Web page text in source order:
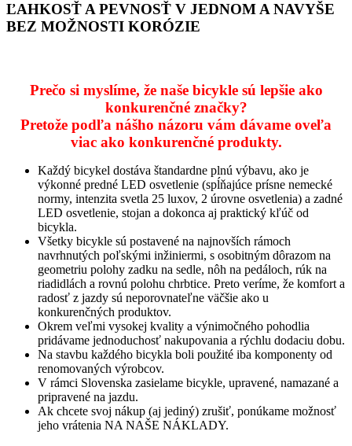
ĽAHKOSŤ A PEVNOSŤ V JEDNOM A NAVYŠE
BEZ MOŽNOSTI KORÓZIE
Prečo si myslíme, že naše bicykle sú lepšie ako
konkurenčné značky?
Pretože podľa nášho názoru vám dávame oveľa
viac ako konkurenčné produkty.
Každý bicykel dostáva štandardne plnú výbavu, ako je
výkonné predné LED osvetlenie (spĺňajúce prísne nemecké
normy, intenzita svetla 25 luxov, 2 úrovne osvetlenia) a zadné
LED osvetlenie, stojan a dokonca aj praktický kľúč od
bicykla.
Všetky bicykle sú postavené na najnovších rámoch
navrhnutých poľskými inžiniermi, s osobitným dôrazom na
geometriu polohy zadku na sedle, nôh na pedáloch, rúk na
riadidlách a rovnú polohu chrbtice. Preto veríme, že komfort a
radosť z jazdy sú neporovnateľne väčšie ako u
konkurenčných produktov.
Okrem veľmi vysokej kvality a výnimočného pohodlia
pridávame jednoduchosť nakupovania a rýchlu dodaciu dobu.
Na stavbu každého bicykla boli použité iba komponenty od
renomovaných výrobcov.
V rámci Slovenska zasielame bicykle, upravené, namazané a
pripravené na jazdu.
Ak chcete svoj nákup (aj jediný) zrušiť, ponúkame možnosť
jeho vrátenia NA NAŠE NÁKLADY.